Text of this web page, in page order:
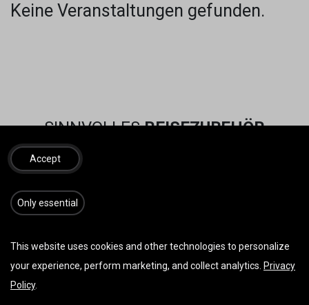
Keine Veranstaltungen gefunden.
SINNVOLLESREISEZUBEHÖR
Accept
​​​Only essential
This website uses cookies and other technologies to personalize
your experience, perform marketing, and collect analytics. Privacy
Policy.